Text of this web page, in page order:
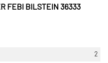
FEBI BILSTEIN 36333
2